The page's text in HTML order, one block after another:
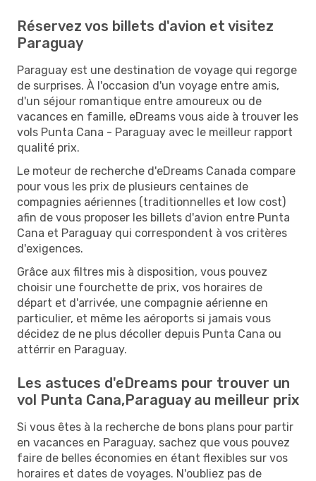
Réservez vos billets d'avion et visitez
Paraguay
Paraguay est une destination de voyage qui regorge
de surprises. À l'occasion d'un voyage entre amis,
d'un séjour romantique entre amoureux ou de
vacances en famille, eDreams vous aide à trouver les
vols Punta Cana - Paraguay avec le meilleur rapport
qualité prix.
Le moteur de recherche d'eDreams Canada compare
pour vous les prix de plusieurs centaines de
compagnies aériennes (traditionnelles et low cost)
afin de vous proposer les billets d'avion entre Punta
Cana et Paraguay qui correspondent à vos critères
d'exigences.
Grâce aux filtres mis à disposition, vous pouvez
choisir une fourchette de prix, vos horaires de
départ et d'arrivée, une compagnie aérienne en
particulier, et même les aéroports si jamais vous
décidez de ne plus décoller depuis Punta Cana ou
attérrir en Paraguay.
Les astuces d'eDreams pour trouver un
vol Punta Cana,Paraguay au meilleur prix
Si vous êtes à la recherche de bons plans pour partir
en vacances en Paraguay, sachez que vous pouvez
faire de belles économies en étant flexibles sur vos
horaires et dates de voyages. N'oubliez pas de